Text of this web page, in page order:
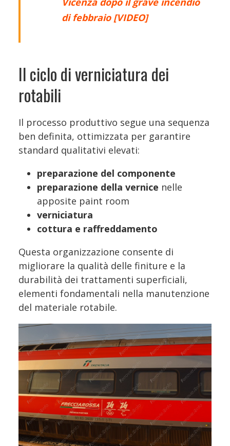
di febbraio [VIDEO]
Il ciclo di verniciatura dei
rotabili
Il processo produttivo segue una sequenza
ben definita, ottimizzata per garantire
standard qualitativi elevati:
preparazione del componente
preparazione della vernice nelle
apposite paint room
verniciatura
cottura e raffreddamento
Questa organizzazione consente di
migliorare la qualità delle finiture e la
durabilità dei trattamenti superficiali,
elementi fondamentali nella manutenzione
del materiale rotabile.